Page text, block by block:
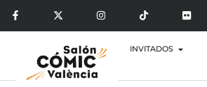
INVITADOS